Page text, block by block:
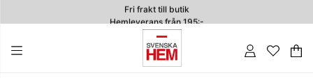
Fri frakt till butik
Hemleverans från 195:-
4.7
.